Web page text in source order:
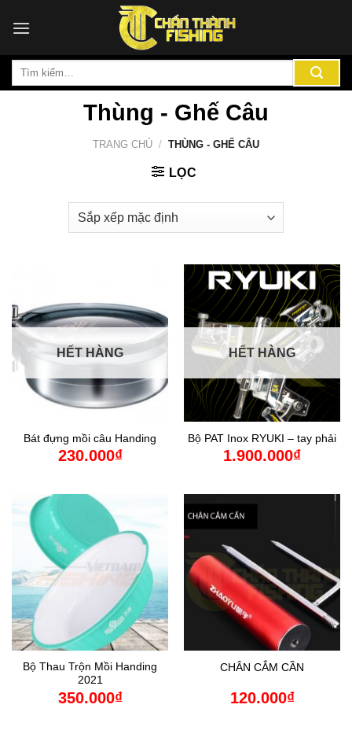
đến
dung
Tìm
Thùng - Ghế Câu
TRANG CHỦ / THÙNG - GHẾ CÂU
LỌC
HẾT HÀNG
Bát đựng mồi câu Handing
230.000₫
HẾT HÀNG
Bộ PAT Inox RYUKI – tay phải
1.900.000₫
Bộ Thau Trộn Mồi Handing
2021
350.000₫
CHÂN CẮM CẦN
120.000₫